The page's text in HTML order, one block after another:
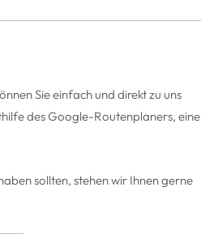
Sie einfach und direkt zu uns
des Google-Routenplaners, eine
sollten, stehen wir Ihnen gerne